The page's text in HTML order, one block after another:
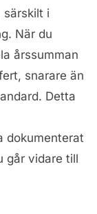
särskilt i
När du
årssumman
snarare än
Detta
dokumenterat
går vidare till